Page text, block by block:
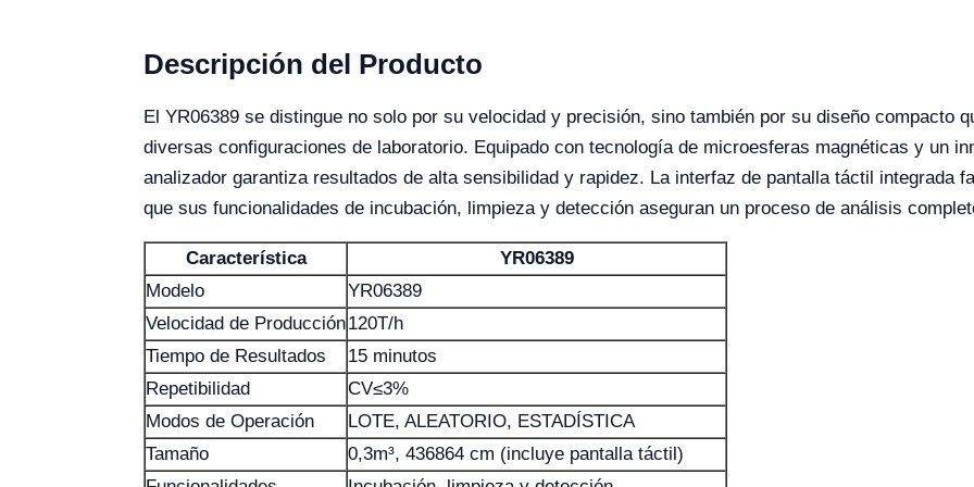
Descripción del Producto
El YR06389 se distingue no solo por su velocidad y precisión, sino también por su diseño compacto
diversas configuraciones de laboratorio. Equipado con tecnología de microesferas magnéticas y un
analizador garantiza resultados de alta sensibilidad y rapidez. La interfaz de pantalla táctil integrada
que sus funcionalidades de incubación, limpieza y detección aseguran un proceso de análisis
Característica
YR06389
Modelo
YR06389
Velocidad de Producción120T/h
Tiempo de Resultados
15 minutos
Repetibilidad
CV≤3%
Modos de Operación
LOTE, ALEATORIO, ESTADÍSTICA
Tamaño
0,3m³, 436864 cm (incluye pantalla táctil)